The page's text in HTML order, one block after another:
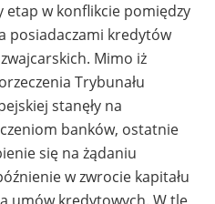
etap w konflikcie pomiędzy
posiadaczami kredytów
Mimo iż
Trybunału
stanęły na
banków, ostatnie
się na żądaniu
w zwrocie kapitału